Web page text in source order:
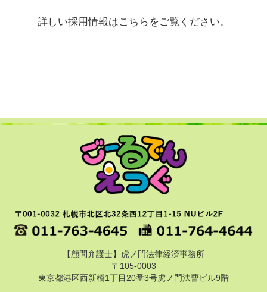
詳しい採用情報はこちらをご覧ください。
【顧問弁護士】虎ノ門法律経済事務所
〒105-0003
東京都港区西新橋1丁目20番3号虎ノ門法曹ビル9階